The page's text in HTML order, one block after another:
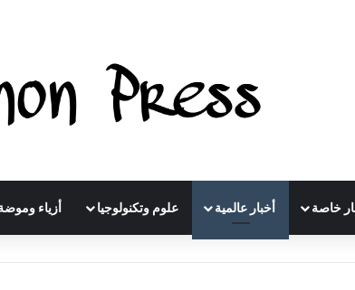
خاصة أخبار عالمية علوم وتكنولوجيا أزياء